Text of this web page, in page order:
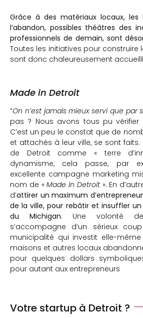
Grâce à des matériaux locaux, les
l’abandon, possibles théâtres des
professionnels de demain, sont
Toutes les initiatives pour construire
sont donc chaleureusement
Made in Detroit
“On n’est jamais mieux servi que par
pas ? Nous avons tous pu
C’est un peu le constat que de
et attachés à leur ville, se sont faits.
de Detroit comme « terre
dynamisme, cela passe, par
excellente campagne marketing
nom de «Made in Detroit ». En
d’attirer un maximum
de la ville, pour rebâtir et insuffler un
du Michigan. Une volonté
s’accompagne d’un sérieux
municipalité qui investit elle-
maisons et autres locaux
pour quelques dollars
pour autant aux entrepreneurs
Votre startup à Detroit ?